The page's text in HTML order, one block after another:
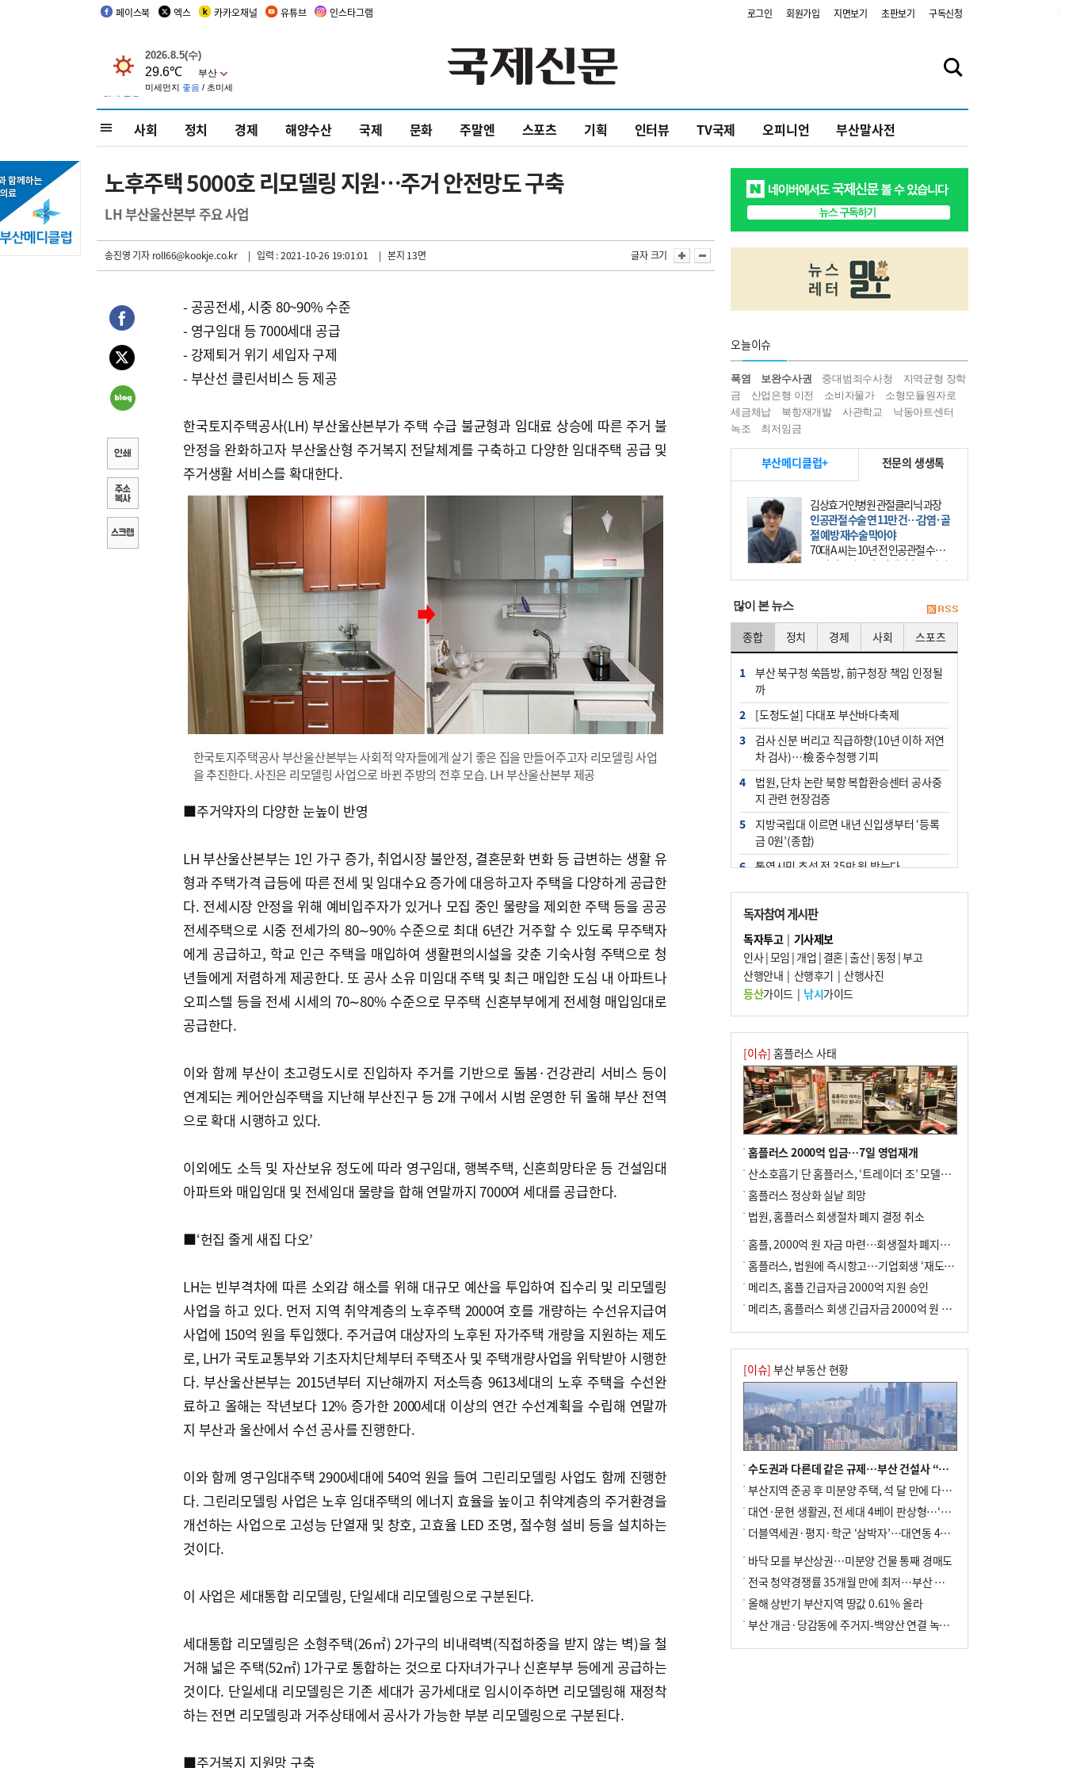
페이스북 엑스 카카오채널 유튜브 인스타그램 로그인 회원가입 지면보기 초판보기 구독신청
사회 정치 경제 해양수산 국제 문화 주말엔 스포츠 기획 인터뷰 TV국제 오피니언 부산말사전
노후주택 5000호 리모델링 지원…주거 안전망도 구축
LH 부산울산본부 주요 사업
송진영 기자roll66@kookje.co.kr | 입력 : 2021-10-26 19:01:01 | 본지 13면 글자 크기
- 공공전세, 시중 80~90% 수준
- 영구임대 등 7000세대 공급
- 강제퇴거 위기 세입자 구제
- 부산선 클린서비스 등 제공
한국토지주택공사(LH) 부산울산본부가 주택 수급 불균형과 임대료 상승에 따른 주거 불
안정을 완화하고자 부산울산형 주거복지 전달체계를 구축하고 다양한 임대주택 공급 및
주거생활 서비스를 확대한다.
한국토지주택공사 부산울산본부는 사회적 약자들에게 살기 좋은 집을 만들어주고자 리모델링 사업
을 추진한다. 사진은 리모델링 사업으로 바뀐 주방의 전후 모습. LH 부산울산본부 제공
■주거약자의 다양한 눈높이 반영
LH 부산울산본부는 1인 가구 증가, 취업시장 불안정, 결혼문화 변화 등 급변하는 생활 유
형과 주택가격 급등에 따른 전세 및 임대수요 증가에 대응하고자 주택을 다양하게 공급한
다. 전세시장 안정을 위해 예비입주자가 있거나 모집 중인 물량을 제외한 주택 등을 공공
전세주택으로 시중 전세가의 80∼90% 수준으로 최대 6년간 거주할 수 있도록 무주택자
에게 공급하고, 학교 인근 주택을 매입하여 생활편의시설을 갖춘 기숙사형 주택으로 청
년들에게 저렴하게 제공한다. 또 공사 소유 미임대 주택 및 최근 매입한 도심 내 아파트나
오피스텔 등을 전세 시세의 70∼80% 수준으로 무주택 신혼부부에게 전세형 매입임대로
공급한다.
이와 함께 부산이 초고령도시로 진입하자 주거를 기반으로 돌봄·건강관리 서비스 등이
연계되는 케어안심주택을 지난해 부산진구 등 2개 구에서 시범 운영한 뒤 올해 부산 전역
으로 확대 시행하고 있다.
이외에도 소득 및 자산보유 정도에 따라 영구임대, 행복주택, 신혼희망타운 등 건설임대
아파트와 매입임대 및 전세임대 물량을 합해 연말까지 7000여 세대를 공급한다.
■‘헌집 줄게 새집 다오’
LH는 빈부격차에 따른 소외감 해소를 위해 대규모 예산을 투입하여 집수리 및 리모델링
사업을 하고 있다. 먼저 지역 취약계층의 노후주택 2000여 호를 개량하는 수선유지급여
사업에 150억 원을 투입했다. 주거급여 대상자의 노후된 자가주택 개량을 지원하는 제도
로, LH가 국토교통부와 기초자치단체부터 주택조사 및 주택개량사업을 위탁받아 시행한
다. 부산울산본부는 2015년부터 지난해까지 저소득층 9613세대의 노후 주택을 수선완
료하고 올해는 작년보다 12% 증가한 2000세대 이상의 연간 수선계획을 수립해 연말까
지 부산과 울산에서 수선 공사를 진행한다.
이와 함께 영구임대주택 2900세대에 540억 원을 들여 그린리모델링 사업도 함께 진행한
다. 그린리모델링 사업은 노후 임대주택의 에너지 효율을 높이고 취약계층의 주거환경을
개선하는 사업으로 고성능 단열재 및 창호, 고효율 LED 조명, 절수형 설비 등을 설치하는
것이다.
이 사업은 세대통합 리모델링, 단일세대 리모델링으로 구분된다.
세대통합 리모델링은 소형주택(26㎡) 2가구의 비내력벽(직접하중을 받지 않는 벽)을 철
거해 넓은 주택(52㎡) 1가구로 통합하는 것으로 다자녀가구나 신혼부부 등에게 공급하는
것이다. 단일세대 리모델링은 기존 세대가 공가세대로 임시이주하면 리모델링해 재정착
하는 전면 리모델링과 거주상태에서 공사가 가능한 부분 리모델링으로 구분된다.
■주거복지 지원망 구축
오늘이슈
폭염 보완수사권 중대범죄수사청
지역균형 장학
금
산업은행 이전 소비자물가
소형모듈원자로
세금체납
북항재개발 사관학교
낙동아트센터
녹조
최저임금
부산메디클럽+ 전문의 생생톡
김상효 거인병원 관절클리닉 과장
인공관절 수술 연 11만 건…감염·골
절 예방 재수술 막아야
70대 A 씨는 10년 전 인공관절 수술
을 받았으나, 수술 전 내반슬(오다리)
상태였던 무릎이 수술 후 외반슬(엑
많이 본 뉴스
종합 정치 경제 사회 스포츠
1
부산 북구청 쑥뜸방, 前구청장 책임 인정될
까
2
[도청도설] 다대포 부산바다축제
3
검사 신분 버리고 직급하향(10년 이하 저연
차 검사)…檢 중수청행 기피
4
법원, 단차 논란 북항 복합환승센터 공사중
지 관련 현장검증
5
지방국립대 이르면 내년 신입생부터 ‘등록
금 0원’(종합)
6
통영시민 추석 전 35만 원 받는다
7
부산 철강공장 50대 노동자 추락사
8
국힘 부산시당, ‘정이한 조력’ 시의원 윤리
위에…‘한동훈 지지’도 신고접수
9
지역 상권도 말라죽을 판이라…가뭄 속 밀
양물축제 강행 논란
10 탄소흡수력 높여 폭염 대응…부산 도시숲
지도 다시 그린다
독자참여 게시판
독자투고| 기사제보
인사|모임 | 개업 | 결혼|출산|동정 |부고
산행안내 | 산행후기 | 산행사진
등산가이드| 낚시가이드
[이슈] 홈플러스 사태
홈플러스 2000억 입금…7일 영업재개
산소호흡기 단 홈플러스, ‘트레이더 조’ 모델로 살아날까
홈플러스 정상화 실낱 희망
법원, 홈플러스 회생절차 폐지 결정 취소
홈플, 2000억 원 자금 마련…회생절차 폐지에 즉시항고(종합)
홈플러스, 법원에 즉시항고…기업회생 ‘재도전’
메리츠, 홈플 긴급자금 2000억 지원 승인
메리츠, 홈플러스 회생 긴급자금 2000억 원 지원 승인
[이슈] 부산 부동산 현황
수도권과 다른데 같은 규제…부산 건설사 “쓰러지기 직전”
부산지역 준공 후 미분양 주택, 석 달 만에 다시 3000가구 넘어서
대연·문현 생활권, 전 세대 4베이 판상형…‘더샵 트리센트’ 내달 분양
더블역세권·평지·학군 ‘삼박자’…대연동 42층 브랜드 단지
바닥 모를 부산상권…미분양 건물 통째 경매도
전국 청약경쟁률 35개월 만에 최저…부산 미분양 ‘적체’ 심화
올해 상반기 부산지역 땅값 0.61% 올라
부산 개금·당감동에 주거지-백양산 연결 녹지 조성